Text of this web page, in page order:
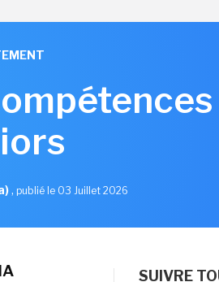
, publié le 03 Juillet 2026
SUIVRE